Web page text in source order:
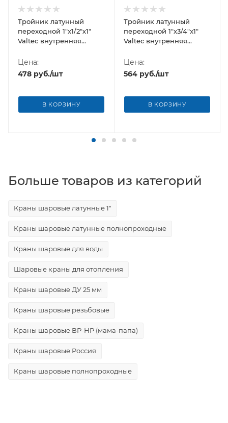
Тройник латунный
переходной 1"х1/2"х1"
Valtec внутренняя
Цена:
478 руб./шт
В КОРЗИНУ
Тройник латунный
переходной 1"x3/4"x1"
Valtec внутренняя
Цена:
564 руб./шт
В КОРЗИНУ
Больше товаров из категорий
Краны шаровые латунные 1"
Краны шаровые латунные полнопроходные
Краны шаровые для воды
Шаровые краны для отопления
Краны шаровые ДУ 25 мм
Краны шаровые резьбовые
Краны шаровые ВР-НР (мама-папа)
Краны шаровые Россия
Краны шаровые полнопроходные